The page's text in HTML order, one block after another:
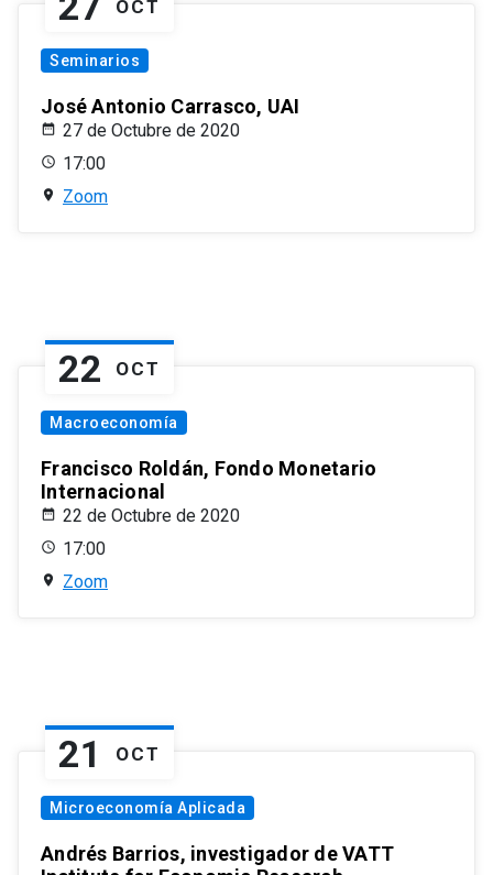
OCT
Seminarios
José Antonio Carrasco, UAI
27 de Octubre de 2020
17:00
Zoom
22 OCT
Macroeconomía
Francisco Roldán, Fondo Monetario
Internacional
22 de Octubre de 2020
17:00
Zoom
21 OCT
Microeconomía Aplicada
Andrés Barrios, investigador de VATT